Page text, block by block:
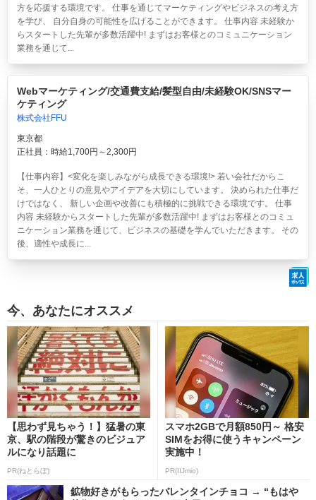
方を応援する環境です。 仕事を通じてマーケティングやビジネスの考え方
を学び、 自分自身の可能性を広げることができます。 仕事内容 未経験か
らスタートした先輩が多数活躍中! まずはお客様とのコミュニケーション
業務を通じて...
Webマーケティング/交通費支給/髪型自由/未経験OK/SNSマー
ケティング
株式会社FFU
東京都
正社員：時給1,700円～2,300円
【仕事内容】<変化を楽しみながら成長できる環境!> 若い会社だからこ
そ、一人ひとりの意見やアイデアを大切にしています。 決められた仕事だ
けではなく、 新しい企画や改善にも積極的に挑戦できる環境です。 仕事
内容 未経験からスタートした先輩が多数活躍中! まずはお客様とのコミュ
ニケーション業務を通じて、ビジネスの基礎を学んでいただきます。 その
後、適性や成長に...
今、あなたにオススメ
【思わず見ちゃう！】猛暑の東
京、駅の階段が驚きのビジュア
ルになり話題に
PR(ねとらぼ)
スマホ2GBで月額850円～ 格安
SIMをお得に使うキャンペーン
実施中！
PR(IIJmio)
鉱物好きがもらったバレンタインチョコ → “もはや